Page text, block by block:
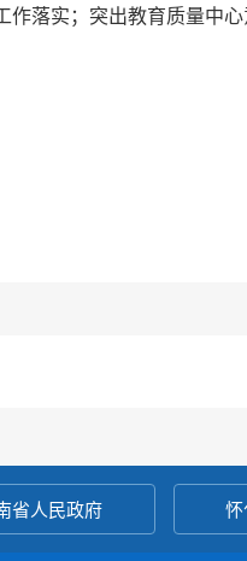
落实；突出教育质量中
省人民政府